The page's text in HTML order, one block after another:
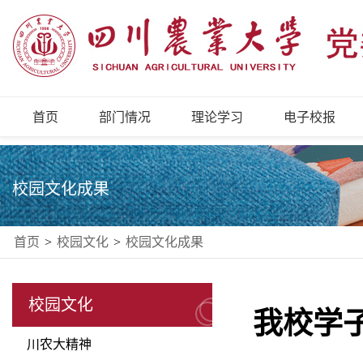
首页 部门情况 理论学习 电子校报
校园文化成果
首页 > 校园文化 > 校园文化成果
校园文化
川农大精神
我校学